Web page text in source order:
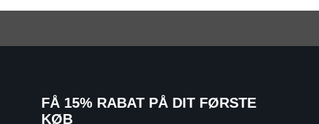
FÅ 15% RABAT PÅ DIT FØRSTE
KØB